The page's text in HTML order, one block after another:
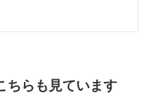
ちらも見ています